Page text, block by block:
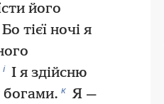
його
Бо тієї ночі я
і І я здійсню
богами. к Я —